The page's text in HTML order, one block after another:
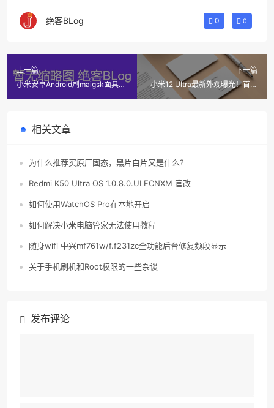
绝客BLog 0 0
上一篇
小米安卓Android刷maigsk面具
下一篇
小米12 Ultra最新外观曝光！首款
徕卡旗舰，屏占比惊艳！
相关文章
为什么推荐买原厂固态，黑片白片又是什么?
Redmi K50 Ultra OS 1.0.8.0.ULFCNXM 官改
如何使用WatchOS Pro在本地开启
如何解决小米电脑管家无法使用教程
随身wifi 中兴mf761w/f.f231zc全功能后台修复频段显示
关于手机刷机和Root权限的一些杂谈
发布评论